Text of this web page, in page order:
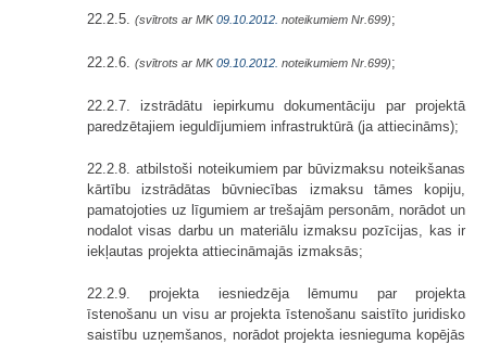
22.2.5. (svītrots ar MK09.10.2012. noteikumiem Nr.699);
22.2.6. (svītrots ar MK09.10.2012. noteikumiem Nr.699);
22.2.7. izstrādātu iepirkumu dokumentāciju par projektā
paredzētajiem ieguldījumiem infrastruktūrā (ja attiecināms);
22.2.8. atbilstoši noteikumiem par būvizmaksu noteikšanas
kārtību izstrādātas būvniecības izmaksu tāmes kopiju,
pamatojoties uz līgumiem ar trešajām personām, norādot un
nodalot visas darbu un materiālu izmaksu pozīcijas, kas ir
iekļautas projekta attiecināmajās izmaksās;
22.2.9. projekta iesniedzēja lēmumu par projekta
īstenošanu un visu ar projekta īstenošanu saistīto juridisko
saistību uzņemšanos, norādot projekta iesnieguma kopējās